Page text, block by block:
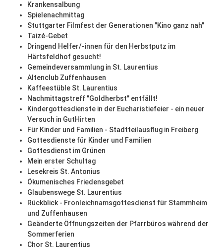
Krankensalbung
Spielenachmittag
Stuttgarter Filmfest der Generationen "Kino ganz nah"
Taizé-Gebet
Dringend Helfer/-innen für den Herbstputz im
Härtsfeldhof gesucht!
Gemeindeversammlung in St. Laurentius
Altenclub Zuffenhausen
Kaffeestüble St. Laurentius
Nachmittagstreff "Goldherbst" entfällt!
Kindergottesdienste in der Eucharistiefeier - ein neuer
Versuch in GutHirten
Für Kinder und Familien - Stadtteilausflug in Freiberg
Gottesdienste für Kinder und Familien
Gottesdienst im Grünen
Mein erster Schultag
Lesekreis St. Antonius
Ökumenisches Friedensgebet
Glaubenswege St. Laurentius
Rückblick - Fronleichnamsgottesdienst für Stammheim
und Zuffenhausen
Geänderte Öffnungszeiten der Pfarrbüros während der
Sommerferien
Chor St. Laurentius